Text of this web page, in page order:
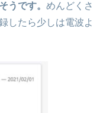
うです。 めんどくさ
したら少しは電波よ